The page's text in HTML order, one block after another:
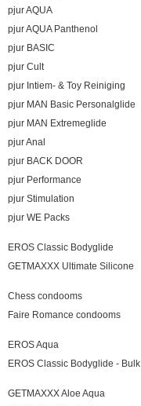
pjur AQUA
pjur AQUA Panthenol
pjur BASIC
pjur Cult
pjur Intiem- & Toy Reiniging
pjur MAN Basic Personalglide
pjur MAN Extremeglide
pjur Anal
pjur BACK DOOR
pjur Performance
pjur Stimulation
pjur WE Packs
EROS Classic Bodyglide
GETMAXXX Ultimate Silicone
Chess condooms
Faire Romance condooms
EROS Aqua
EROS Classic Bodyglide - Bulk
GETMAXXX Aloe Aqua